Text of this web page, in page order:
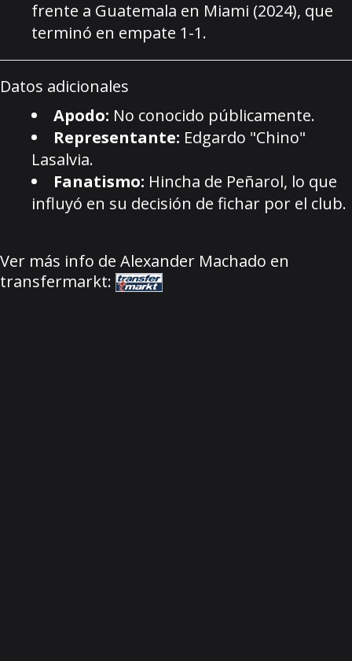
frente a Guatemala en Miami (2024), que
terminó en empate 1-1.
Datos adicionales
Apodo: No conocido públicamente.
Representante: Edgardo "Chino"
Lasalvia.
Fanatismo: Hincha de Peñarol, lo que
influyó en su decisión de fichar por el club.
Ver más info de Alexander Machado en
transfermarkt: